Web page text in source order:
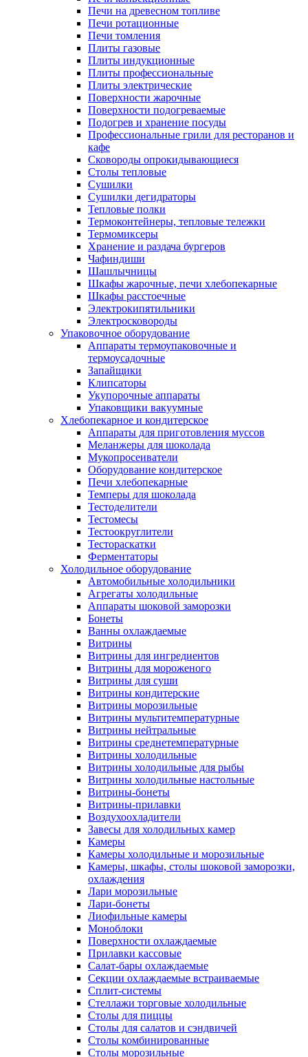
Печи на древесном топливе
Печи ротационные
Печи томления
Плиты газовые
Плиты индукционные
Плиты профессиональные
Плиты электрические
Поверхности жарочные
Поверхности подогреваемые
Подогрев и хранение посуды
Профессиональные грили для ресторанов и
кафе
Сковороды опрокидывающиеся
Столы тепловые
Сушилки
Сушилки дегидраторы
Тепловые полки
Термоконтейнеры, тепловые тележки
Термомиксеры
Хранение и раздача бургеров
Чафиндиши
Шашлычницы
Шкафы жарочные, печи хлебопекарные
Шкафы расстоечные
Электрокипятильники
Электросковороды
Упаковочное оборудование
Аппараты термоупаковочные и
термоусадочные
Запайщики
Клипсаторы
Укупорочные аппараты
Упаковщики вакуумные
Хлебопекарное и кондитерское
Аппараты для приготовления муссов
Меланжеры для шоколада
Мукопросеиватели
Оборудование кондитерское
Печи хлебопекарные
Темперы для шоколада
Тестоделители
Тестомесы
Тестоокруглители
Тестораскатки
Ферментаторы
Холодильное оборудование
Автомобильные холодильники
Агрегаты холодильные
Аппараты шоковой заморозки
Бонеты
Ванны охлаждаемые
Витрины
Витрины для ингредиентов
Витрины для мороженого
Витрины для суши
Витрины кондитерские
Витрины морозильные
Витрины мультитемпературные
Витрины нейтральные
Витрины среднетемпературные
Витрины холодильные
Витрины холодильные для рыбы
Витрины холодильные настольные
Витрины-бонеты
Витрины-прилавки
Воздухоохладители
Завесы для холодильных камер
Камеры
Камеры холодильные и морозильные
Камеры, шкафы, столы шоковой заморозки,
охлаждения
Лари морозильные
Лари-бонеты
Лиофильные камеры
Моноблоки
Поверхности охлаждаемые
Прилавки кассовые
Салат-бары охлаждаемые
Секции охлаждаемые встраиваемые
Сплит-системы
Стеллажи торговые холодильные
Столы для пиццы
Столы для салатов и сэндвичей
Столы комбинированные
Столы морозильные